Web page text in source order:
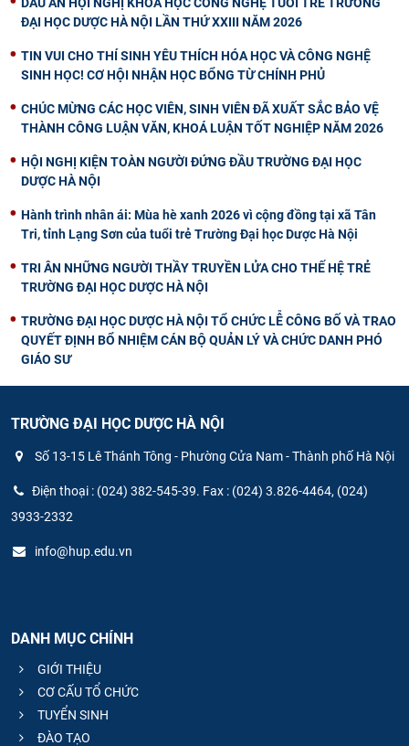
ĐẠI HỌC DƯỢC HÀ NỘI LẦN THỨ XXIII NĂM 2026
TIN VUI CHO THÍ SINH YÊU THÍCH HÓA HỌC VÀ CÔNG NGHỆ
SINH HỌC! CƠ HỘI NHẬN HỌC BỔNG TỪ CHÍNH PHỦ
CHÚC MỪNG CÁC HỌC VIÊN, SINH VIÊN ĐÃ XUẤT SẮC BẢO VỆ
THÀNH CÔNG LUẬN VĂN, KHOÁ LUẬN TỐT NGHIỆP NĂM 2026
HỘI NGHỊ KIỆN TOÀN NGƯỜI ĐỨNG ĐẦU TRƯỜNG ĐẠI HỌC
DƯỢC HÀ NỘI
Hành trình nhân ái: Mùa hè xanh 2026 vì cộng đồng tại xã Tân
Tri, tỉnh Lạng Sơn của tuổi trẻ Trường Đại học Dược Hà Nội
TRI ÂN NHỮNG NGƯỜI THẦY TRUYỀN LỬA CHO THẾ HỆ TRẺ
TRƯỜNG ĐẠI HỌC DƯỢC HÀ NỘI
TRƯỜNG ĐẠI HỌC DƯỢC HÀ NỘI TỔ CHỨC LỄ CÔNG BỐ VÀ TRAO
QUYẾT ĐỊNH BỔ NHIỆM CÁN BỘ QUẢN LÝ VÀ CHỨC DANH PHÓ
GIÁO SƯ
TRƯỜNG ĐẠI HỌC DƯỢC HÀ NỘI
Số 13-15 Lê Thánh Tông - Phường Cửa Nam - Thành phố Hà Nội
Điện thoại : (024) 382-545-39. Fax : (024) 3.826-4464, (024)
3933-2332
info@hup.edu.vn
DANH MỤC CHÍNH
GIỚI THIỆU
CƠ CẤU TỔ CHỨC
TUYỂN SINH
ĐÀO TẠO